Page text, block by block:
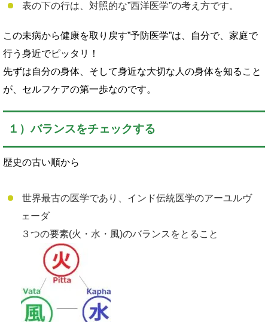
表の下の行は、対照的な”西洋医学”の考え方です。
この未病から健康を取り戻す”予防医学”は、自分で、家庭で
行う身近でピッタリ！
先ずは自分の身体、そして身近な大切な人の身体を知ること
が、セルフケアの第一歩なのです。
１）バランスをチェックする
歴史の古い順から
世界最古の医学であり、インド伝統医学のアーユルヴ
ェーダ
３つの要素(火・水・風)のバランスをとること